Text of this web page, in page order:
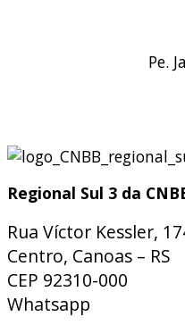
Pe.
Regional Sul 3 da
Rua Víctor Kessler,
Centro, Canoas – RS
CEP 92310-000
Whatsapp